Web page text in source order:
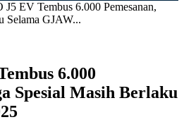
J5 EV Tembus 6.000 Pemesanan,
Selama GJAW...
6.000
Spesial Masih Berlaku